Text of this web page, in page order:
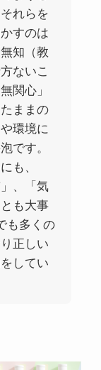
れらを
すのは
知（教
ないこ
関心」
ままの
環境に
です。
も、
、「気
も大事
も多くの
正しい
してい